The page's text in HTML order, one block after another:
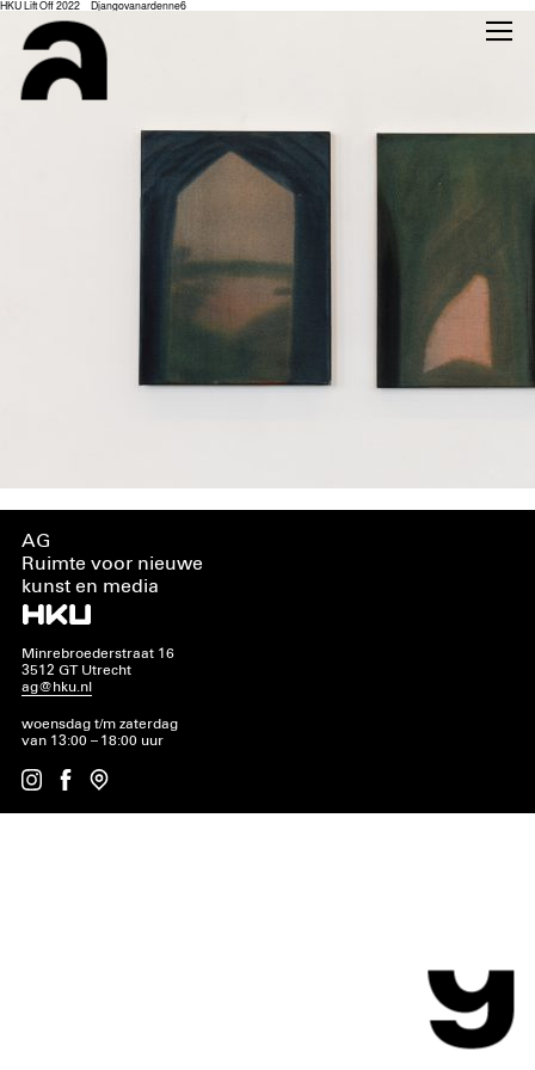
HKU Lift Off 2022 _ Djangovanardenne6
AG
Ruimte voor nieuwe
kunst en media
Minrebroederstraat 16
3512 GT Utrecht
ag@hku.nl
woensdag t/m zaterdag
van 13:00 – 18:00 uur